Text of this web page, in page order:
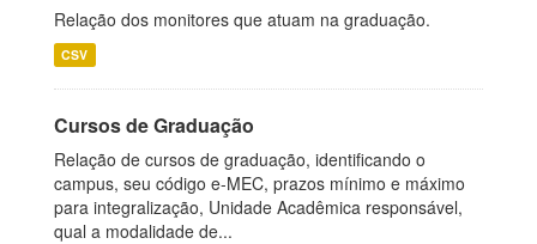
Relação dos monitores que atuam na graduação.
CSV
Cursos de Graduação
Relação de cursos de graduação, identificando o
campus, seu código e-MEC, prazos mínimo e máximo
para integralização, Unidade Acadêmica responsável,
qual a modalidade de...